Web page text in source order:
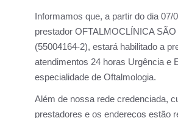
Informamos que, a partir do dia07/
prestador OFTALMOCLÍNICA
(55004164-2), estará habilitado a
atendimentos 24 horas Urgência e
especialidade de Oftalmologia.
Além de nossa rede credenciada,
prestadores e os endereços estão